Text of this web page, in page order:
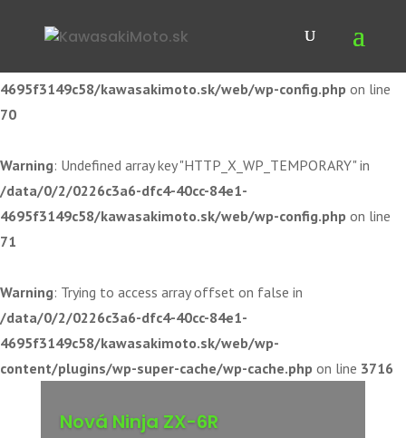
Warning: Undefined array key "HTTP_X_WP_TEMPORARY" in
4695f3149c58/kawasakimoto.sk/web/wp-config.php on line
70
Warning: Undefined array key "HTTP_X_WP_TEMPORARY" in
/data/0/2/0226c3a6-dfc4-40cc-84e1-
4695f3149c58/kawasakimoto.sk/web/wp-config.php on line
71
Warning: Trying to access array offset on false in
/data/0/2/0226c3a6-dfc4-40cc-84e1-
4695f3149c58/kawasakimoto.sk/web/wp-
content/plugins/wp-super-cache/wp-cache.php on line 3716
Nová Ninja ZX-6R